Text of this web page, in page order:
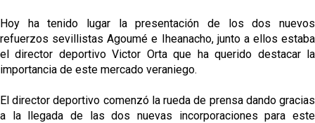
Hoy ha tenido lugar la presentación de los dos nuevos
refuerzos sevillistas Agoumé e Iheanacho, junto a ellos estaba
el director deportivo Victor Orta que ha querido destacar la
importancia de este mercado veraniego.
El director deportivo comenzó la rueda de prensa dando gracias
a la llegada de las dos nuevas incorporaciones para este